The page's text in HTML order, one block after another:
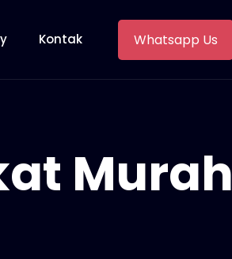
Kontak Whatsapp Us
Murah